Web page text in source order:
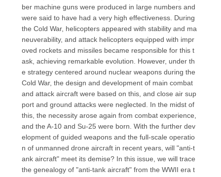
ber machine guns were produced in large numbers and
were said to have had a very high effectiveness. During
the Cold War, helicopters appeared with stability and ma
neuverability, and attack helicopters equipped with impr
oved rockets and missiles became responsible for this t
ask, achieving remarkable evolution. However, under th
e strategy centered around nuclear weapons during the
Cold War, the design and development of main combat
and attack aircraft were based on this, and close air sup
port and ground attacks were neglected. In the midst of
this, the necessity arose again from combat experience,
and the A-10 and Su-25 were born. With the further dev
elopment of guided weapons and the full-scale operatio
n of unmanned drone aircraft in recent years, will "anti-t
ank aircraft" meet its demise? In this issue, we will trace
the genealogy of "anti-tank aircraft" from the WWII era t